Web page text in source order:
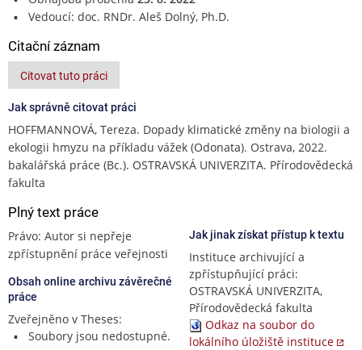
Vedoucí: doc. RNDr. Aleš Dolný, Ph.D.
Citační záznam
Citovat tuto práci
Jak správně citovat práci
HOFFMANNOVÁ, Tereza. Dopady klimatické změny na biologii a
ekologii hmyzu na příkladu vážek (Odonata). Ostrava, 2022.
bakalářská práce (Bc.). OSTRAVSKÁ UNIVERZITA. Přírodovědecká
fakulta
Plný text práce
Právo: Autor si nepřeje
zpřístupnění práce veřejnosti
Obsah online archivu závěrečné
práce
Zveřejněno v Theses:
Soubory jsou nedostupné.
Jak jinak získat přístup k textu
Instituce archivující a
zpřístupňující práci:
OSTRAVSKÁ UNIVERZITA,
Přírodovědecká fakulta
Odkaz na soubor do
lokálního úložiště instituce